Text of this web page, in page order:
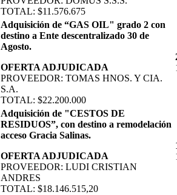
TOTAL: $11.576.675
Adquisición de “GAS OIL" grado 2 con
destino a Ente descentralizado 30 de
Agosto.
OFERTA ADJUDICADA
PROVEEDOR: TOMAS HNOS. Y CIA.
S.A.
TOTAL: $22.200.000
Adquisición de "CESTOS DE
RESIDUOS”, con destino a remodelación
acceso Gracia Salinas.
OFERTA ADJUDICADA
PROVEEDOR: LUDI CRISTIAN
ANDRES
TOTAL: $18.146.515,20